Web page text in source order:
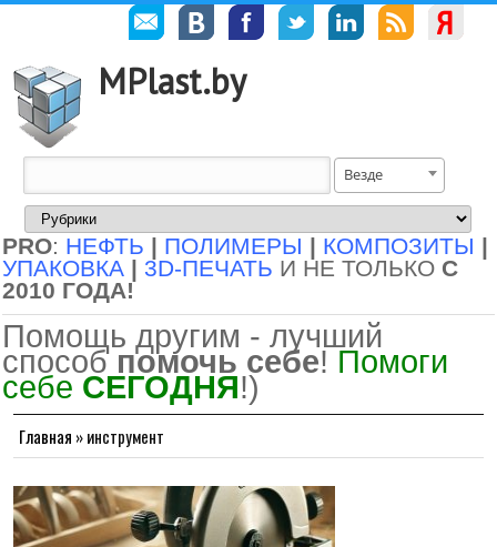
MPlast.by
Везде
PRO: НЕФТЬ | ПОЛИМЕРЫ | КОМПОЗИТЫ |
УПАКОВКА | 3D-ПЕЧАТЬ И НЕ ТОЛЬКО С
2010 ГОДА!
Помощь другим - лучший
способ помочь себе! Помоги
себе СЕГОДНЯ!)
Главная »инструмент